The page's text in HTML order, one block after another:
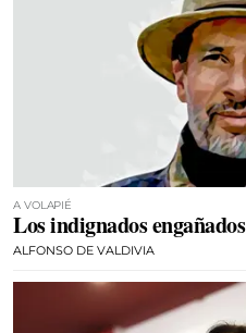
A VOLAPIÉ
Los indignados engañados
ALFONSO DE VALDIVIA